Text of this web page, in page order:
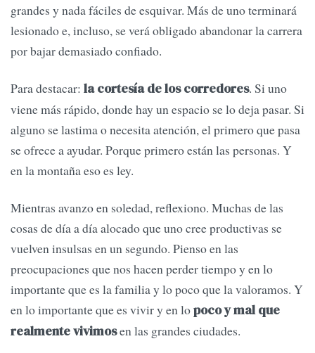
grandes y nada fáciles de esquivar. Más de uno terminará
lesionado e, incluso, se verá obligado abandonar la carrera
por bajar demasiado confiado.
Para destacar: la cortesía de los corredores. Si uno
viene más rápido, donde hay un espacio se lo deja pasar. Si
alguno se lastima o necesita atención, el primero que pasa
se ofrece a ayudar. Porque primero están las personas. Y
en la montaña eso es ley.
Mientras avanzo en soledad, reflexiono. Muchas de las
cosas de día a día alocado que uno cree productivas se
vuelven insulsas en un segundo. Pienso en las
preocupaciones que nos hacen perder tiempo y en lo
importante que es la familia y lo poco que la valoramos. Y
en lo importante que es vivir y en lopoco y mal que
realmente vivimosen las grandes ciudades.